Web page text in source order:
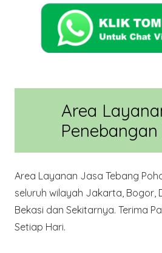
Area
Area Layanan Jasa Tebang
seluruh wilayah Jakarta, Bogor,
Bekasi dan Sekitarnya. Terima
Setiap Hari.